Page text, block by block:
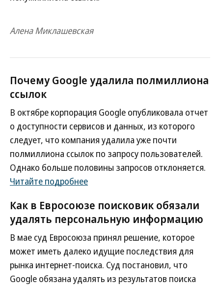
Алена Миклашевская
Почему Google удалила полмиллиона
ссылок
В октябре корпорация Google опубликовала отчет
о доступности сервисов и данных, из которого
следует, что компания удалила уже почти
полмиллиона ссылок по запросу пользователей.
Однако больше половины запросов отклоняется.
Читайте подробнее
Как в Евросоюзе поисковик обязали
удалять персональную информацию
В мае суд Евросоюза принял решение, которое
может иметь далеко идущие последствия для
рынка интернет-поиска. Суд постановил, что
Google обязана удалять из результатов поиска